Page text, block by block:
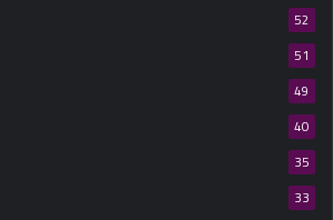
52
51
49
40
35
33